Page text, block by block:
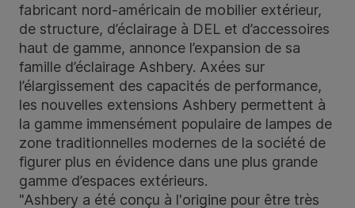
fabricant nord-américain de mobilier extérieur,
de structure, d’éclairage à DEL et d’accessoires
haut de gamme, annonce l’expansion de sa
famille d’éclairage Ashbery. Axées sur
l’élargissement des capacités de performance,
les nouvelles extensions Ashbery permettent à
la gamme immensément populaire de lampes de
zone traditionnelles modernes de la société de
figurer plus en évidence dans une plus grande
gamme d’espaces extérieurs.
"Ashbery a été conçu à l'origine pour être très